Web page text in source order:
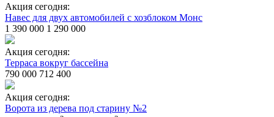
Акция сегодня:
Навес для двух автомобилей с хозблоком Монс
1 390 000 1 290 000
Акция сегодня:
Терраса вокруг бассейна
790 000 712 400
Акция сегодня:
Ворота из дерева под старину №2